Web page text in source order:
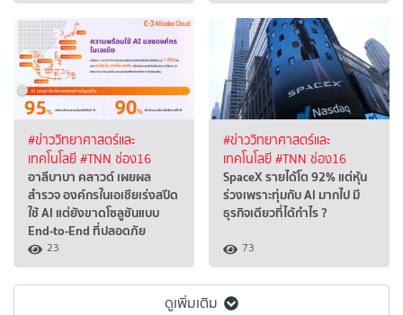
#ข่าววิทยาศาสตร์และ
เทคโนโลยี#TNN ช่อง16
อาลีบาบา คลาวด์ เผยผล
สำรวจ องค์กรในเอเชียเร่งสปีด
ใช้ AI แต่ยังขาดโซลูชันแบบ
End-to-End ที่ปลอดภัย
23
#ข่าววิทยาศาสตร์และ
เทคโนโลยี#TNN ช่อง16
SpaceX รายได้โต 92% แต่หุ้น
ร่วงเพราะทุ่มกับ AI มากไป มี
ธุรกิจเดียวที่ได้กำไร ?
73
ดูเพิ่มเติม